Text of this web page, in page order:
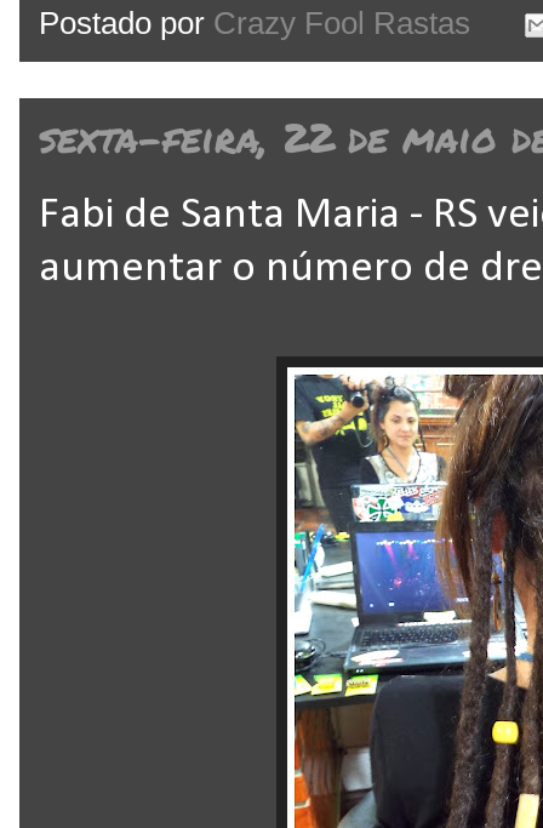
Postado por Crazy Fool Rastas
sexta-feira, 22 de maio
Fabi de Santa Maria - RS
aumentar o número de